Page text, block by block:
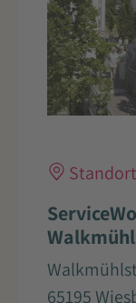
65195